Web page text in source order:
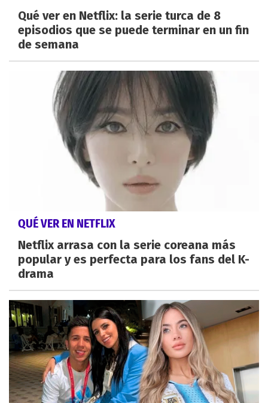
Qué ver en Netflix: la serie turca de 8
episodios que se puede terminar en un fin
de semana
QUÉ VER EN NETFLIX
Netflix arrasa con la serie coreana más
popular y es perfecta para los fans del K-
drama